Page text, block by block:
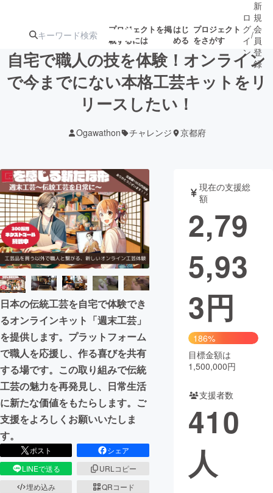
プロジェクトを掲
載するには
はじ
める
プロジェクト
をさがす
注目の新着プロ募集終了が近いプ
テクノロジー・ガジェット
映像・映画 書籍・雑誌
ビジネス・起業 チャレンジ
まちづくり・地域活性化
CAMPFIRE for Social Good
CAMPFIRE Creation
CAMPFIREふるさと納税machi-ya コミュニティ
ロ
グ
イ
ン
/
新
規
会
員
登
録
自宅で職人の技を体験！オンライン
で今までにない本格工芸キットをリ
リースしたい！
Ogawathon チャレンジ 京都府
日本の伝統工芸を自宅で体験でき
るオンラインキット「週末工芸」
を提供します。プラットフォーム
で職人を応援し、作る喜びを共有
する場です。この取り組みで伝統
工芸の魅力を再発見し、日常生活
に新たな価値をもたらします。ご
支援をよろしくお願いいたしま
す。
ポスト
シェア
LINEで送る
URLコピー
埋め込み
QRコード
現在の支援総
額
2,79
5,93
3円
186%
目標金額は
1,500,000円
支援者数
410
人